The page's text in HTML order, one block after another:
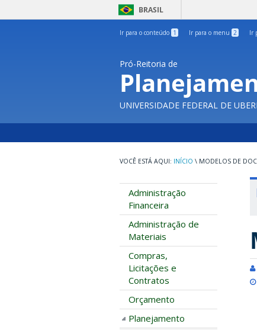
BRASIL
Ir para o conteúdo 1 Ir para o menu 2 Ir
Pró-Reitoria de
UNIVERSIDADE FEDERAL DE
INÍCIO \ MODELOS DE
Administração
Financeira
Administração de
Materiais
Compras,
Licitações e
Contratos
Orçamento
Planejamento